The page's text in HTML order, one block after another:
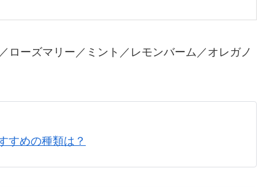
ローズマリー／ミント／レモンバーム／オレガノ
すめの種類は？